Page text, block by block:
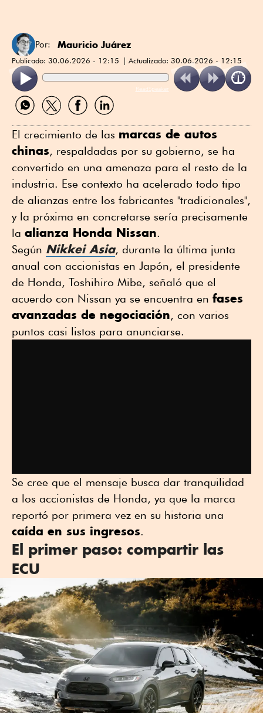
Por: Mauricio Juárez
Publicado: 30.06.2026 - 12:15 Actualizado: 30.06.2026 - 12:15
ReadSpeaker
Compartir
por
Compartir
por
Compartir
por
Compartir
por
El crecimiento de las marcas de autos
chinas, respaldadas por su gobierno, se ha
convertido en una amenaza para el resto de la
industria. Ese contexto ha acelerado todo tipo
de alianzas entre los fabricantes "tradicionales",
y la próxima en concretarse sería precisamente
la alianza Honda Nissan.
Según Nikkei Asia, durante la última junta
anual con accionistas en Japón, el presidente
de Honda, Toshihiro Mibe, señaló que el
acuerdo con Nissan ya se encuentra en fases
avanzadas de negociación, con varios
puntos casi listos para anunciarse.
Se cree que el mensaje busca dar tranquilidad
a los accionistas de Honda, ya que la marca
reportó por primera vez en su historia una
caída en sus ingresos.
El primer paso: compartir las
ECU